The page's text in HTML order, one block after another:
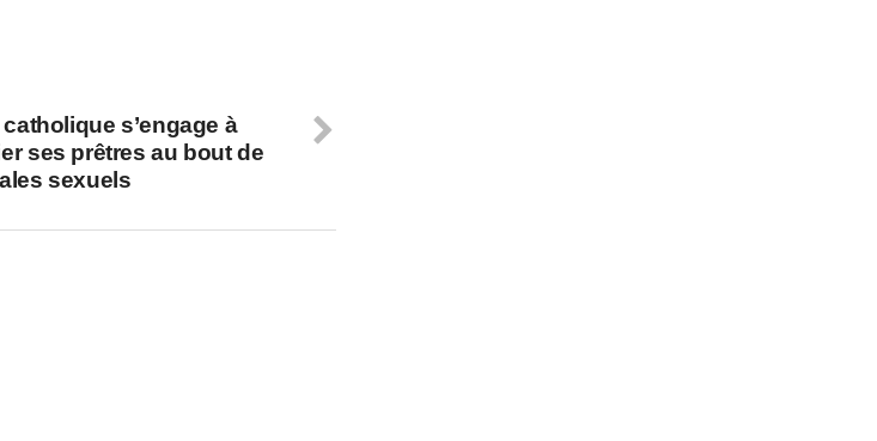
catholique s’engage à
ses prêtres au bout de
sexuels